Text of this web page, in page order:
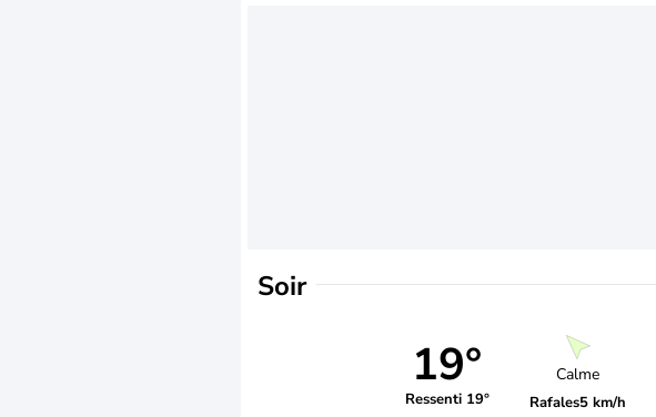
Soir
19°
Ressenti 19°
Calme
Rafales5 km/h